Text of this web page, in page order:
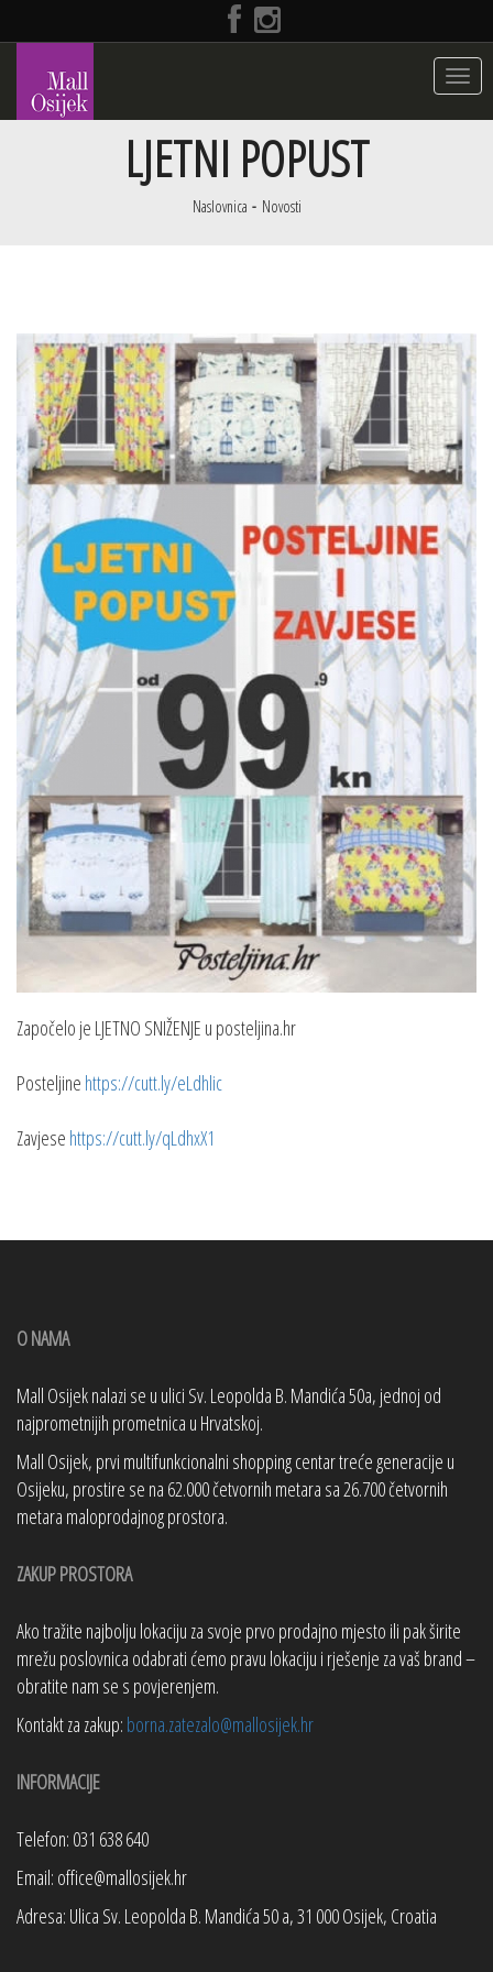
Toggle
LJETNI POPUST
Naslovnica Novosti
Započelo je LJETNO SNIŽENJE u posteljina.hr
Posteljine https://cutt.ly/eLdhlic
Zavjese https://cutt.ly/qLdhxX1
O NAMA
Mall Osijek nalazi se u ulici Sv. Leopolda B. Mandića 50a, jednoj od
najprometnijih prometnica u Hrvatskoj.
Mall Osijek, prvi multifunkcionalni shopping centar treće generacije u
Osijeku, prostire se na 62.000 četvornih metara sa 26.700 četvornih
metara maloprodajnog prostora.
ZAKUP PROSTORA
Ako tražite najbolju lokaciju za svoje prvo prodajno mjesto ili pak širite
mrežu poslovnica odabrati ćemo pravu lokaciju i rješenje za vaš brand –
obratite nam se s povjerenjem.
Kontakt za zakup: borna.zatezalo@mallosijek.hr
INFORMACIJE
Telefon: 031 638 640
Email: office@mallosijek.hr
Adresa: Ulica Sv. Leopolda B. Mandića 50 a, 31 000 Osijek, Croatia